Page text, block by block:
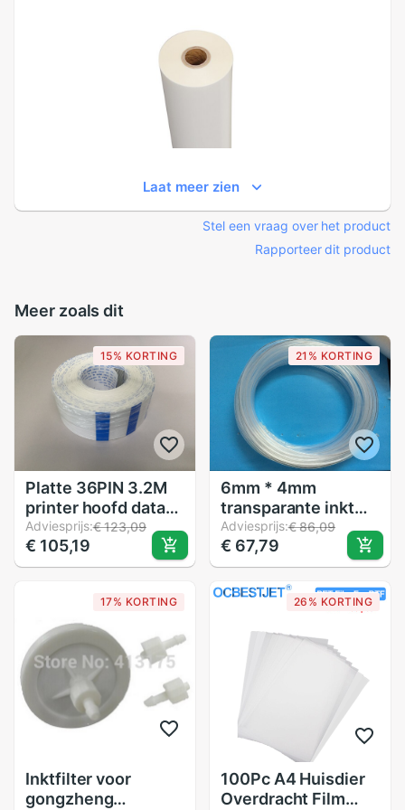
Laat meer zien
Stel een vraag over het product
Rapporteer dit product
Meer zoals dit
15% KORTING
Platte 36PIN 3.2M
printer hoofd data
kabel voor Roland
FJ540 FJ740 RS640
plotter
Adviesprijs:€ 123,09
€ 105,19
21% KORTING
6mm * 4mm
transparante inkt
buis voor printer
bulkinktsysteem/CISS
inkt buis (20 M)
Adviesprijs:€ 86,09
€ 67,79
17% KORTING
Inktfilter voor
gongzheng
26% KORTING
100Pc A4 Huisdier
Overdracht Film